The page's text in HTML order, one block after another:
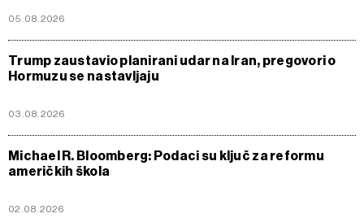
05.08.2026
Trump zaustavio planirani udar na Iran, pregovori o
Hormuzu se nastavljaju
03.08.2026
Michael R. Bloomberg: Podaci su ključ za reformu
američkih škola
02.08.2026